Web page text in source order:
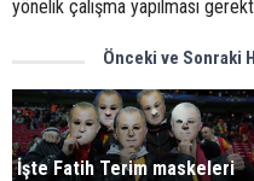
yönelik çalışma yapılması
Önceki ve Sonraki
İşte Fatih Terim maskeleri